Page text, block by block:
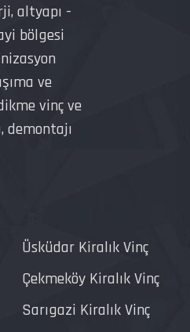
altyapı -
bölgesi
ve
vinç ve
demontajı
Üsküdar Kiralık Vinç
Çekmeköy Kiralık Vinç
Sarıgazi Kiralık Vinç